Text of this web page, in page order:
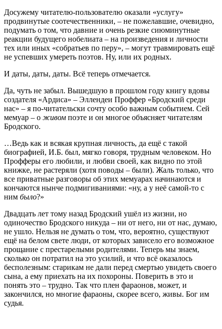
Досужему читателю-пользователю оказали «услугу»
продвинутые соотечественники, – не пожелавшие, очевидно,
подумать о том, что давние и очень резкие сиюминутные
реакции будущего нобелиата – на произведения и личности
тех или иных «собратьев по перу», – могут травмировать ещё
не успевших умереть поэтов. Ну, или их родных.
И даты, даты, даты. Всё теперь отмечается.
Да, чуть не забыл. Вышедшую в прошлом году книгу вдовы
создателя «Ардиса» – Эллендеи Проффер «Бродский среди
нас» – я по-читательски сочту особо важным событием. Сей
мемуар – о живом поэте и он многое объясняет читателям
Бродского.
…Ведь как и всякая крупная личность, да ещё с такой
биографией, И.Б. был, мягко говоря, трудным человеком. Но
Профферы его любили, и любви своей, как видно по этой
книжке, не растеряли (хотя поводы – были). Жаль только, что
все приватные разговоры об этих мемуарах начинаются и
кончаются нынче подмигиваниями: «ну, а у неё самой-то с
ним было?»
Двадцать лет тому назад Бродский ушёл из жизни, но
одиночество Бродского никуда – ни от него, ни от нас, думаю,
не ушло. Нельзя не думать о том, что, вероятно, существуют
ещё на белом свете люди, от которых зависело его возможное
прощание с престарелыми родителями. Теперь мы знаем,
сколько он потратил на это усилий, и что всё оказалось
бесполезным: старикам не дали перед смертью увидеть своего
сына, а ему приехать на их похороны. Поверить в это и
понять это – трудно. Так что плен фараонов, может, и
закончился, но многие фараоны, скорее всего, живы. Бог им
судья.